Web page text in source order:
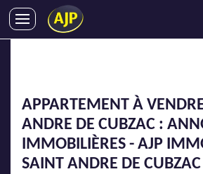
SYNDIC
LMNP
APPARTEMENT À
ANDRE DE CUBZAC :
IMMOBILIÈRES - AJP
SAINT ANDRE DE CUBZAC